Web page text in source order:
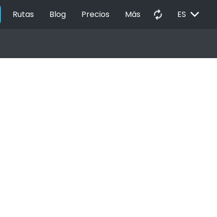
Rutas Blog Precios Más autorenew ES EXPAND_MORE